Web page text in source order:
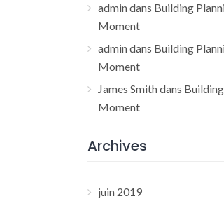
admindans Building
Moment
admindans Building
Moment
James Smithdans
Moment
Archives
juin 2019